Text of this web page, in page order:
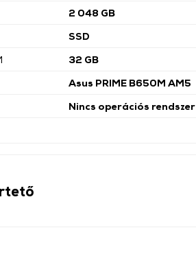
2 048 GB
SSD
32 GB
Asus PRIME B650M AM5
Nincs operációs rendszer